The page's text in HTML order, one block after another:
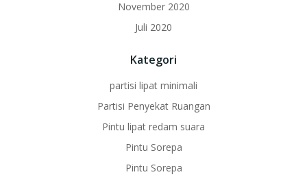
November 2020
Juli 2020
Kategori
partisi lipat minimali
Partisi Penyekat Ruangan
Pintu lipat redam suara
Pintu Sorepa
Pintu Sorepa